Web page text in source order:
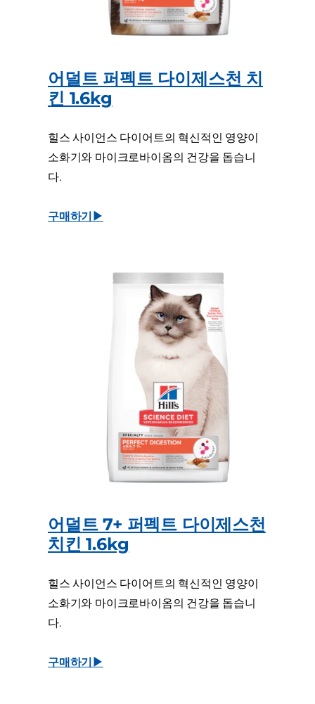
어덜트 퍼펙트 다이제스천 치
킨 1.6kg
힐스 사이언스 다이어트의 혁신적인 영양이
소화기와 마이크로바이옴의 건강을 돕습니
다.
구매하기▶
어덜트 7+ 퍼펙트 다이제스천
치킨 1.6kg
힐스 사이언스 다이어트의 혁신적인 영양이
소화기와 마이크로바이옴의 건강을 돕습니
다.
구매하기▶